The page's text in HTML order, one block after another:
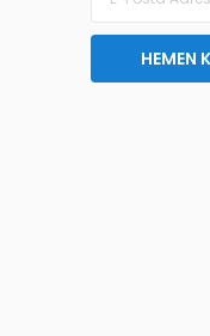
HEMEN